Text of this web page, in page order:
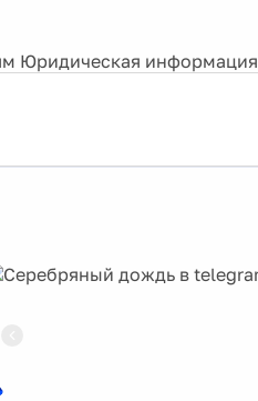
Юридическая информация